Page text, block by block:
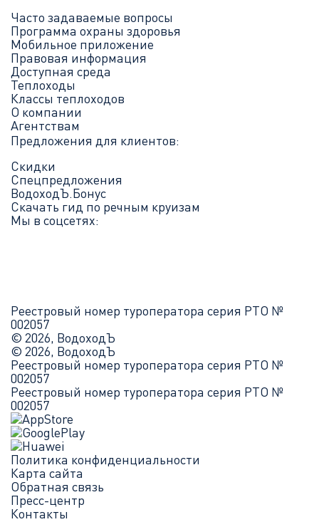
Часто задаваемые вопросы
Программа охраны здоровья
Мобильное приложение
Правовая информация
Доступная среда
Теплоходы
Классы теплоходов
О компании
Агентствам
Предложения для клиентов:
Скидки
Спецпредложения
ВодоходЪ.Бонус
Скачать гид по речным круизам
Мы в соцсетях:
Реестровый номер туроператора серия РТО №
002057
© 2026, ВодоходЪ
© 2026, ВодоходЪ
Реестровый номер туроператора серия РТО №
002057
Реестровый номер туроператора серия РТО №
002057
Политика конфиденциальности
Карта сайта
Обратная связь
Пресс-центр
Контакты